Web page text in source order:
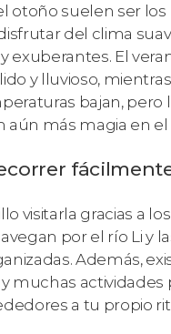
otoño suelen ser
del clima
exuberantes. El
y lluvioso,
bajan, pero
aún más magia en el
visitarla gracias a
por el río Li y
Además,
muchas actividades
a tu propio